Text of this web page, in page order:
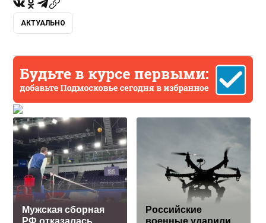
АКТУАЛЬНО
Мужская сборная
Российские